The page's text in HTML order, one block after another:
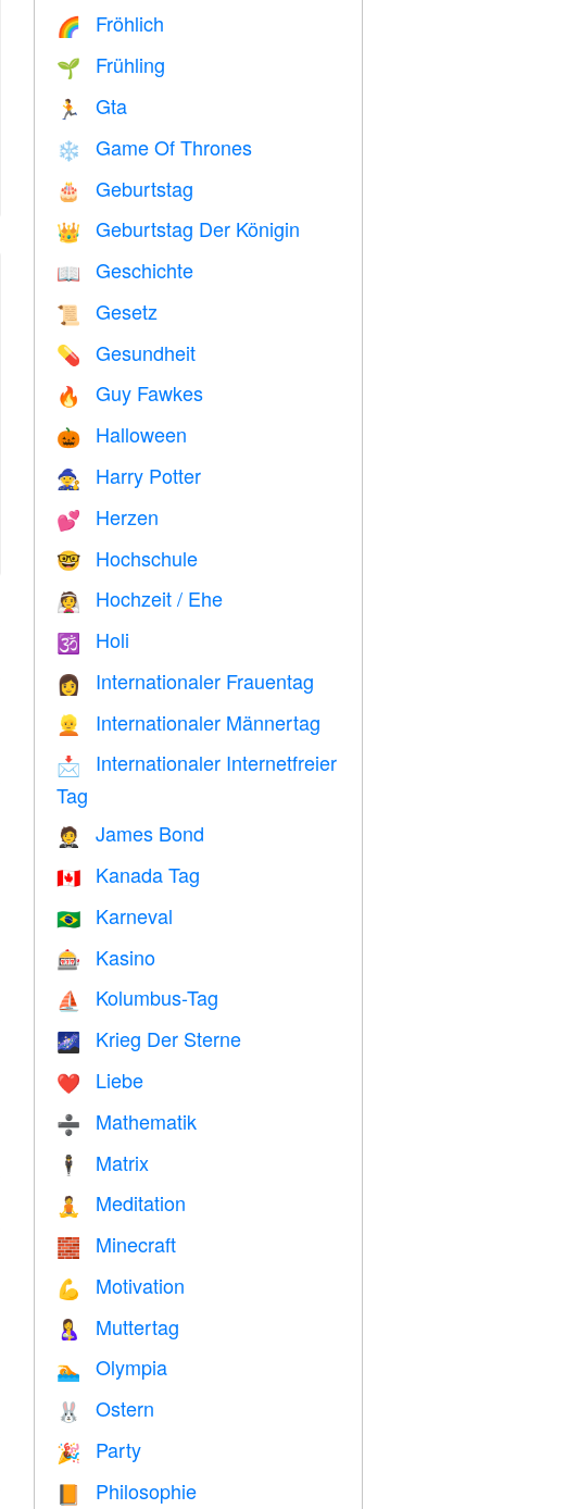
🌈 Fröhlich
🌱 Frühling
🏃 Gta
❄️ Game Of Thrones
🎂 Geburtstag
👑 Geburtstag Der Königin
📖 Geschichte
📜 Gesetz
💊 Gesundheit
🔥 Guy Fawkes
🎃 Halloween
🧙 Harry Potter
💕 Herzen
🤓 Hochschule
👰 Hochzeit / Ehe
🕉 Holi
👩 Internationaler Frauentag
👱 Internationaler Männertag
📩
Internationaler Internetfreier
Tag
🤵 James Bond
🇨🇦 Kanada Tag
🇧🇷 Karneval
🎰 Kasino
⛵️ Kolumbus-Tag
🌌 Krieg Der Sterne
❤️️ Liebe
➗ Mathematik
🕴️ Matrix
🧘 Meditation
🧱 Minecraft
💪 Motivation
🤱 Muttertag
🏊 Olympia
🐰 Ostern
🎉 Party
📙 Philosophie